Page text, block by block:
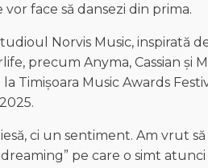
face să dansezi din prima.
Norvis Music, inspirată
precum Anyma, Cassian și
Timișoara Music Awards
ci un sentiment. Am vrut să
pe care o simt